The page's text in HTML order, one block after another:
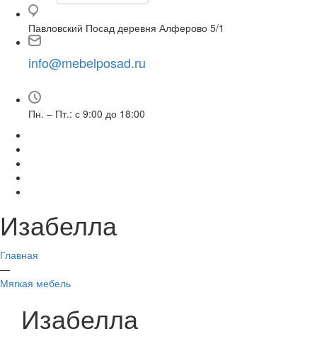
Павловский Посад деревня Алферово 5/1
info@mebelposad.ru
Пн. – Пт.: с 9:00 до 18:00
Изабелла
Главная
—
Мягкая мебель
Изабелла